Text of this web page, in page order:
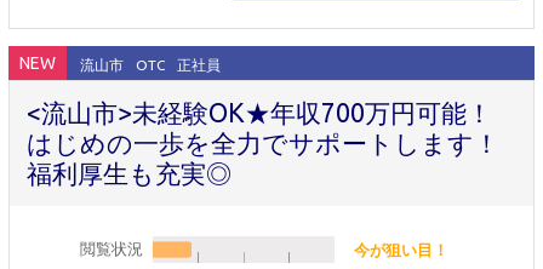
NEW 流山市 OTC 正社員
<流山市>未経験OK★年収700万円可能！
はじめの一歩を全力でサポートします！
福利厚生も充実◎
閲覧状況 今が狙い目！